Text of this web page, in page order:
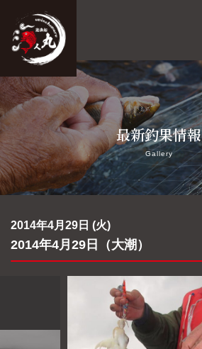
ホーム
システムご案内
最新釣果情報
船舶概要
最新釣果情報
Gallery
2014年4月29日 (火)
2014年4月29日（大潮）